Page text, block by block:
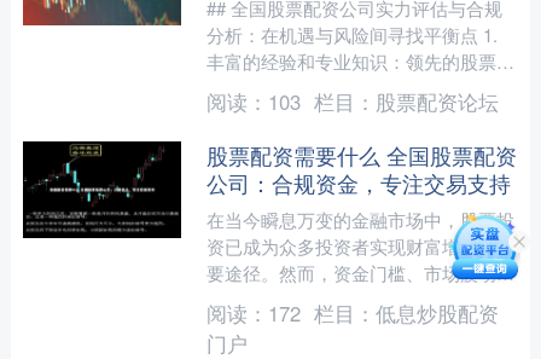
## 全国股票配资公司实力评估与合规
分析：在机遇与风险间寻找平衡点 1.
丰富的经验和专业知识：领先的股票配
资公司通常拥有丰富的经验和专业知
识，能够为投资者提供....
阅读： 103 栏目： 股票配资论坛
股票配资需要什么 全国股票配资
公司：合规资金，专注交易支持
在当今瞬息万变的金融市场中，股票投
资已成为众多投资者实现财富增值的重
要途径。然而，资金门槛、市场波动以
及个人风险承受能力等因素，常常成为
投资者扩大收益、把握机遇....
阅读： 172 栏目： 低息炒股配资
门户